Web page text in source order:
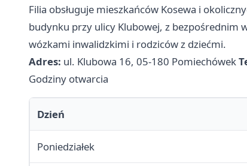
Filia obsługuje mieszkańców Kosewa i
budynku przy ulicy Klubowej, z bezpośrednim
wózkami inwalidzkimi i rodziców z dziećmi.
Adres: ul. Klubowa 16, 05-180 Pomiechówek
Godziny otwarcia
Dzień
Poniedziałek